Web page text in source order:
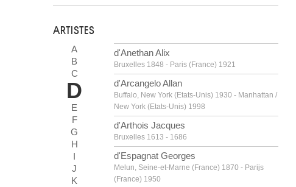
ARTISTES
A
B
C
D
E
F
G
H
I
J
K
d'Anethan Alix
Bruxelles 1848 - Paris (France) 1921
d'Arcangelo Allan
Buffalo, New York (Etats-Unis) 1930 - Manhattan /
New York (Etats-Unis) 1998
d'Arthois Jacques
Bruxelles 1613 - 1686
d'Espagnat Georges
Melun, Seine-et-Marne (France) 1870 - Parijs
(France) 1950